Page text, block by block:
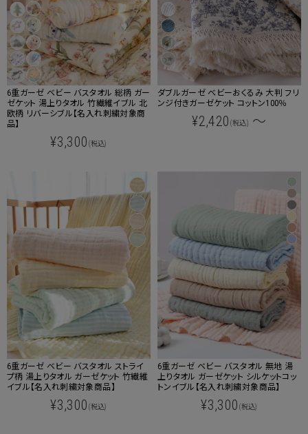
6重ガーゼ ベビー バスタオル 総柄 ガー
ゼケット 湯上りタオル 竹繊維イブル 北
欧柄 リバーシブル【名入れ刺繍対象商
品】
¥3,300 (税込)
ダブルガーゼ ベビーおくるみ 大判 フリ
ンジ付きガーゼケット コットン100％
¥2,420 (税込) ～
6重ガーゼ ベビー バスタオル ストライ
プ柄 湯上りタオル ガーゼケット 竹繊維
イブル【名入れ刺繍対象商品】
¥3,300 (税込)
6重ガーゼ ベビー バスタオル 無地 湯
上りタオル ガーゼケット シルケットコッ
トンイブル【名入れ刺繍対象商品】
¥3,300 (税込)